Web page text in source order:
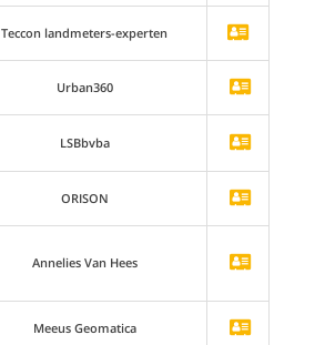
Teccon landmeters-experten
Urban360
LSBbvba
ORISON
Annelies Van Hees
Meeus Geomatica